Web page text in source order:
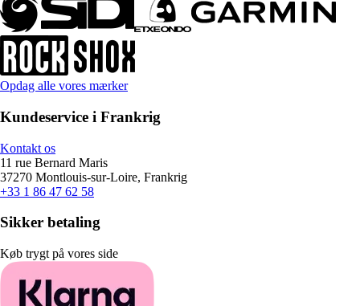
Opdag alle vores mærker
Kundeservice i Frankrig
Kontakt os
11 rue Bernard Maris
37270 Montlouis-sur-Loire, Frankrig
+33 1 86 47 62 58
Sikker betaling
Køb trygt på vores side